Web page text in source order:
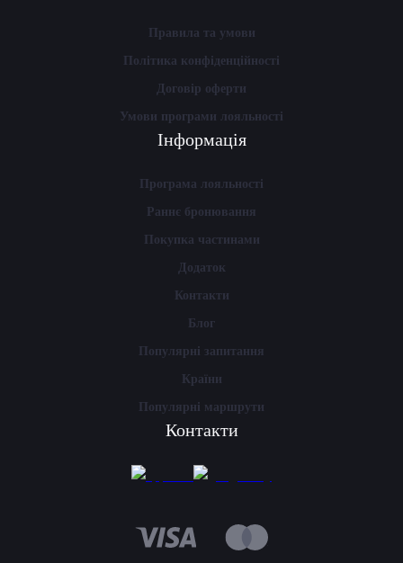
Правила та умови
Політика конфіденційності
Договір оферти
Умови програми лояльності
Інформація
Програма лояльності
Раннє бронювання
Покупка частинами
Додаток
Контакти
Блог
Популярні запитання
Країни
Популярні маршрути
Контакти